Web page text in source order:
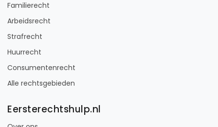
Familierecht
Arbeidsrecht
Strafrecht
Huurrecht
Consumentenrecht
Alle rechtsgebieden
Eersterechtshulp.nl